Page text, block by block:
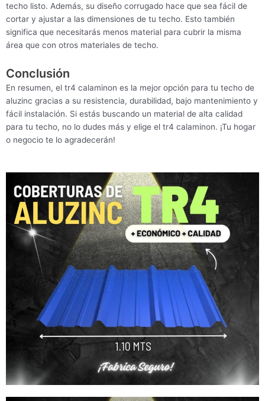
techo listo. Además, su diseño corrugado hace que sea fácil de
cortar y ajustar a las dimensiones de tu techo. Esto también
significa que necesitarás menos material para cubrir la misma
área que con otros materiales de techo.
Conclusión
En resumen, el tr4 calaminon es la mejor opción para tu techo de
aluzinc gracias a su resistencia, durabilidad, bajo mantenimiento y
fácil instalación. Si estás buscando un material de alta calidad
para tu techo, no lo dudes más y elige el tr4 calaminon. ¡Tu hogar
o negocio te lo agradecerán!